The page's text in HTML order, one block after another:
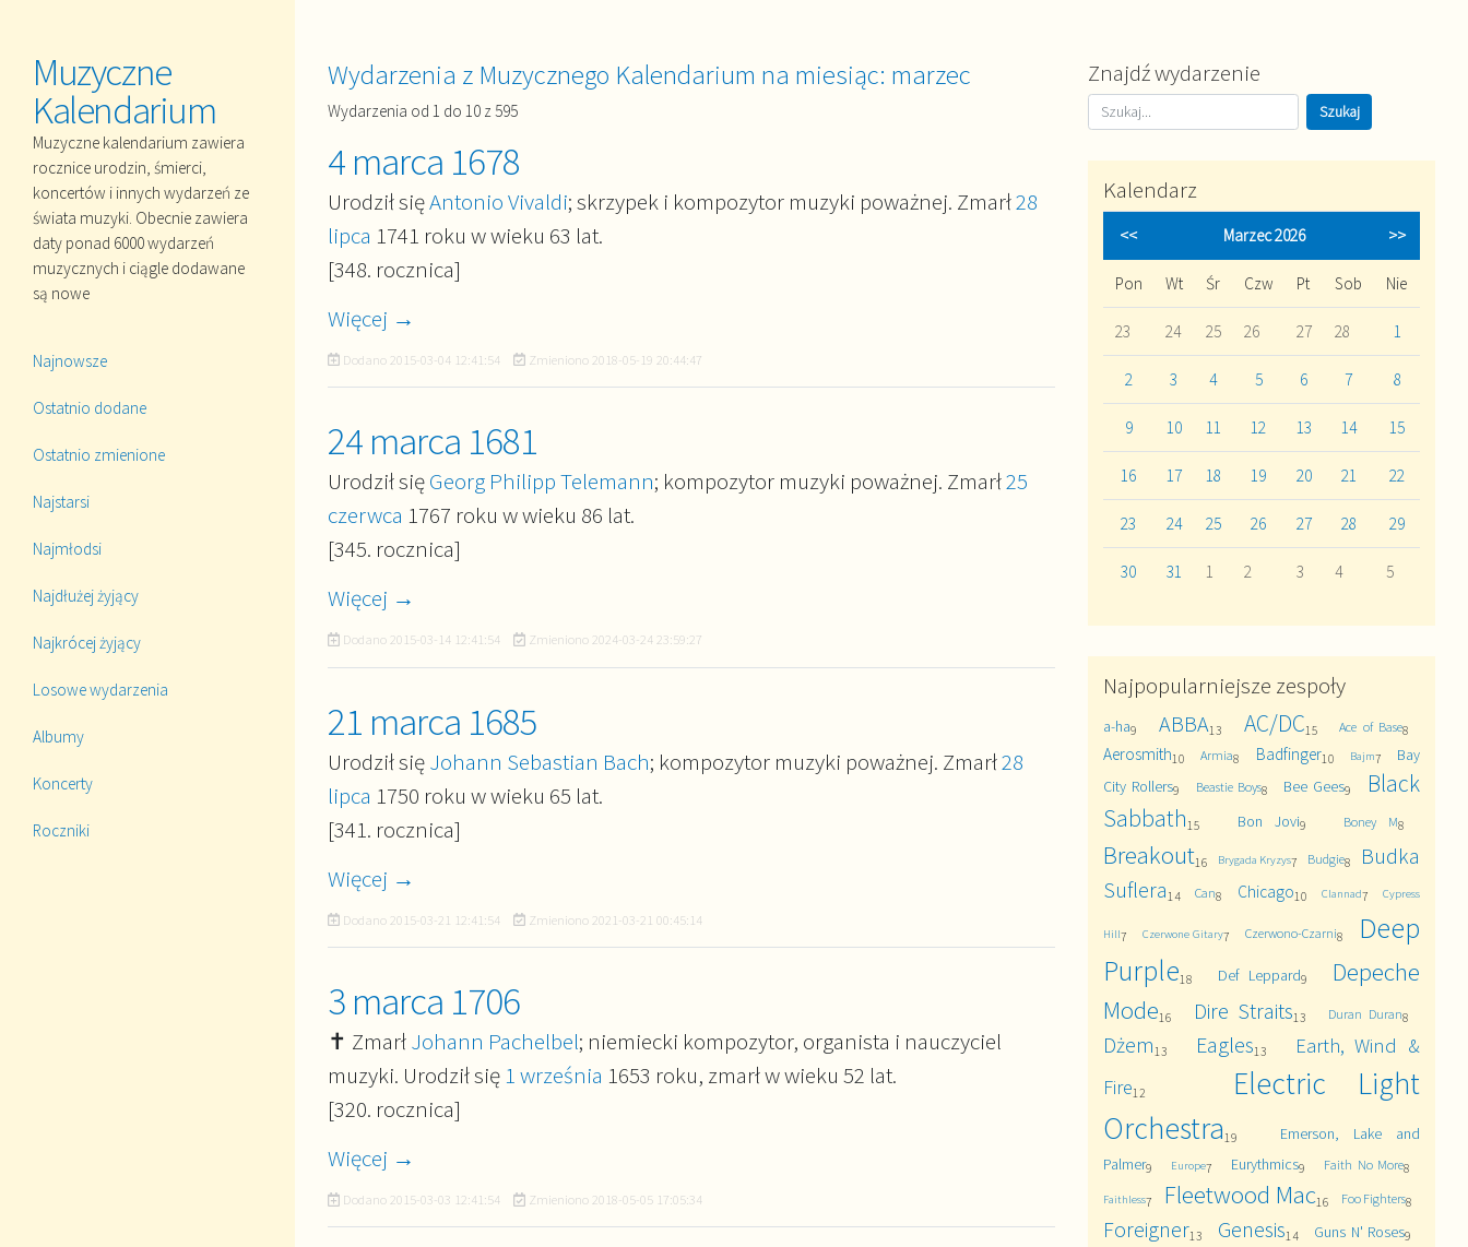
Muzyczne
Kalendarium
Muzyczne kalendarium zawiera
rocznice urodzin, śmierci,
koncertów i innych wydarzeń ze
świata muzyki. Obecnie zawiera
daty ponad 6000 wydarzeń
muzycznych i ciągle dodawane
są nowe
Najnowsze
Ostatnio dodane
Ostatnio zmienione
Najstarsi
Najmłodsi
Najdłużej żyjący
Najkrócej żyjący
Losowe wydarzenia
Albumy
Koncerty
Roczniki
Wydarzenia z Muzycznego Kalendarium na miesiąc: marzec
Wydarzenia od 1 do 10 z 595
4 marca 1678
Urodził sięAntonio Vivaldi; skrzypek i kompozytor muzyki poważnej. Zmarł28
lipca 1741 roku w wieku 63 lat.
[348. rocznica]
Więcej →
Dodano 2015-03-04 12:41:54 Zmieniono 2018-05-19 20:44:47
24 marca 1681
Urodził sięGeorg Philipp Telemann; kompozytor muzyki poważnej. Zmarł25
czerwca 1767 roku w wieku 86 lat.
[345. rocznica]
Więcej →
Dodano2015-03-14 12:41:54 Zmieniono2024-03-24 23:59:27
21 marca 1685
Urodził sięJohann Sebastian Bach; kompozytor muzyki poważnej. Zmarł28
lipca 1750 roku w wieku 65 lat.
[341. rocznica]
Więcej →
Dodano 2015-03-21 12:41:54 Zmieniono 2021-03-21 00:45:14
3 marca 1706
✝ ZmarłJohann Pachelbel; niemiecki kompozytor, organista i nauczyciel
muzyki. Urodził się1 września 1653 roku, zmarł w wieku 52 lat.
[320. rocznica]
Więcej →
Dodano2015-03-03 12:41:54 Zmieniono2018-05-05 17:05:34
Znajdź wydarzenie
Kalendarz
<< Marzec 2026 >>
Pon Wt Śr Czw Pt Sob Nie
23 24 25 26 27 28 1
2 3 4 5 6 7 8
9 10 11 12 13 14 15
16 17 18 19 20 21 22
23 24 25 26 27 28 29
30 31 1 2 3 4 5
Najpopularniejsze zespoły
a-ha9 ABBA13 AC/DC15 Ace of Base8
Aerosmith10 Armia8 Badfinger10 Bajm7
Bay
City Rollers9 Beastie Boys8 Bee Gees9
Black
Sabbath15 Bon Jovi9 Boney M8
Breakout16 Brygada Kryzys7 Budgie8
Budka
Suflera14 Can8 Chicago10 Clannad7 Cypress
Hill7 Czerwone Gitary7 Czerwono-Czarni8
Deep
Purple18 Def Leppard9
Depeche
Mode16 Dire Straits13 Duran Duran8
Dżem13 Eagles13
Earth, Wind &
Fire12
Electric Light
Orchestra19
Emerson, Lake and
Palmer9 Europe7 Eurythmics9 Faith No More8
Faithless7 Fleetwood Mac16 Foo Fighters8
Foreigner13 Genesis14 Guns N' Roses9